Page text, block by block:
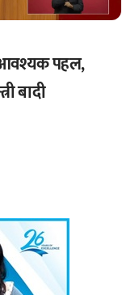
आवश्यक पहल,
बादी